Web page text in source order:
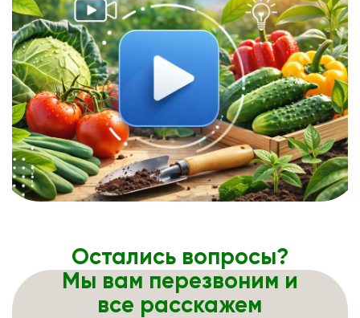
Остались вопросы?
Мы вам перезвоним и
все расскажем